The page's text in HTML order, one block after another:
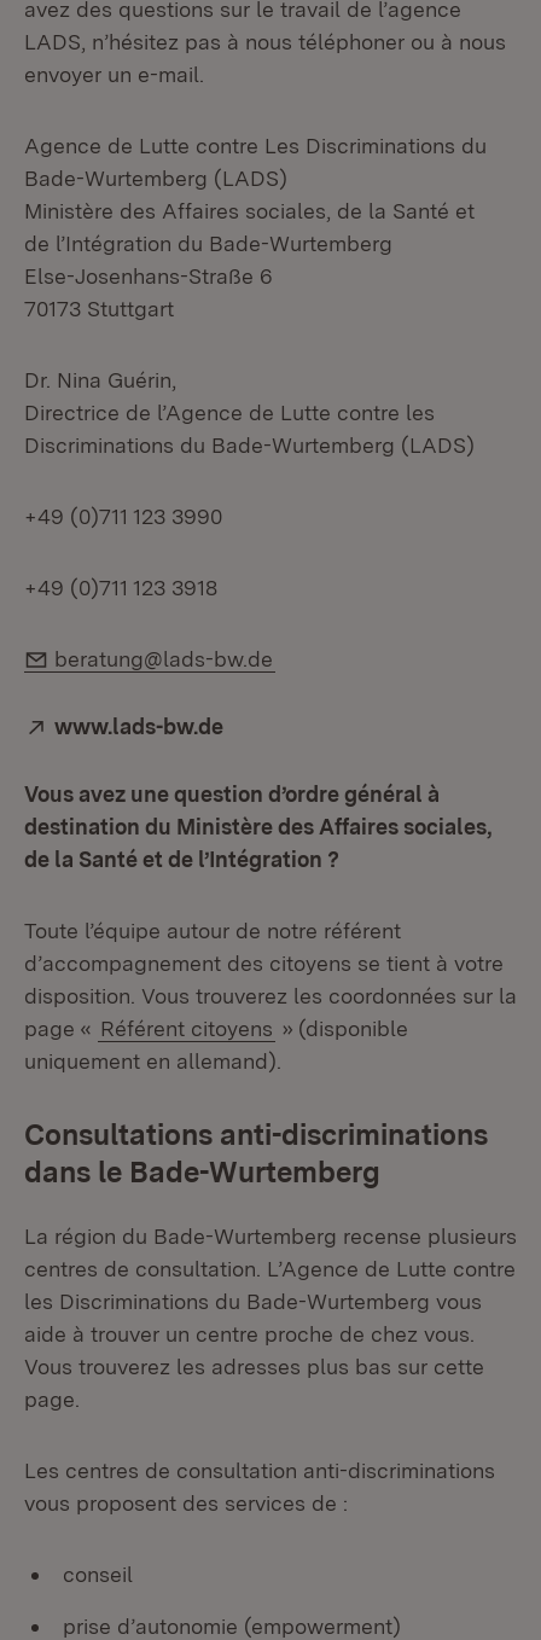
avez des questions sur le travail de l’agence
LADS, n’hésitez pas à nous téléphoner ou à nous
envoyer un e-mail.
Agence de Lutte contre Les Discriminations du
Bade-Wurtemberg (LADS)
Ministère des Affaires sociales, de la Santé et
de l’Intégration du Bade-Wurtemberg
Else-Josenhans-Straße 6
70173 Stuttgart
Dr. Nina Guérin,
Directrice de l’Agence de Lutte contre les
Discriminations du Bade-Wurtemberg (LADS)
+49 (0)711 123 3990
+49 (0)711 123 3918
E-Mail:
beratung@lads-bw.de
Extern:
www.lads-bw.de
Vous avez une question d’ordre général à
destination du Ministère des Affaires sociales,
de la Santé et de l’Intégration ?
Toute l’équipe autour de notre référent
d’accompagnement des citoyens se tient à votre
disposition. Vous trouverez les coordonnées sur la
page « Référent citoyens » (disponible
uniquement en allemand).
Consultations anti-discriminations
dans le Bade-Wurtemberg
La région du Bade-Wurtemberg recense plusieurs
centres de consultation. L’Agence de Lutte contre
les Discriminations du Bade-Wurtemberg vous
aide à trouver un centre proche de chez vous.
Vous trouverez les adresses plus bas sur cette
page.
Les centres de consultation anti-discriminations
vous proposent des services de :
conseil
prise d’autonomie (empowerment)